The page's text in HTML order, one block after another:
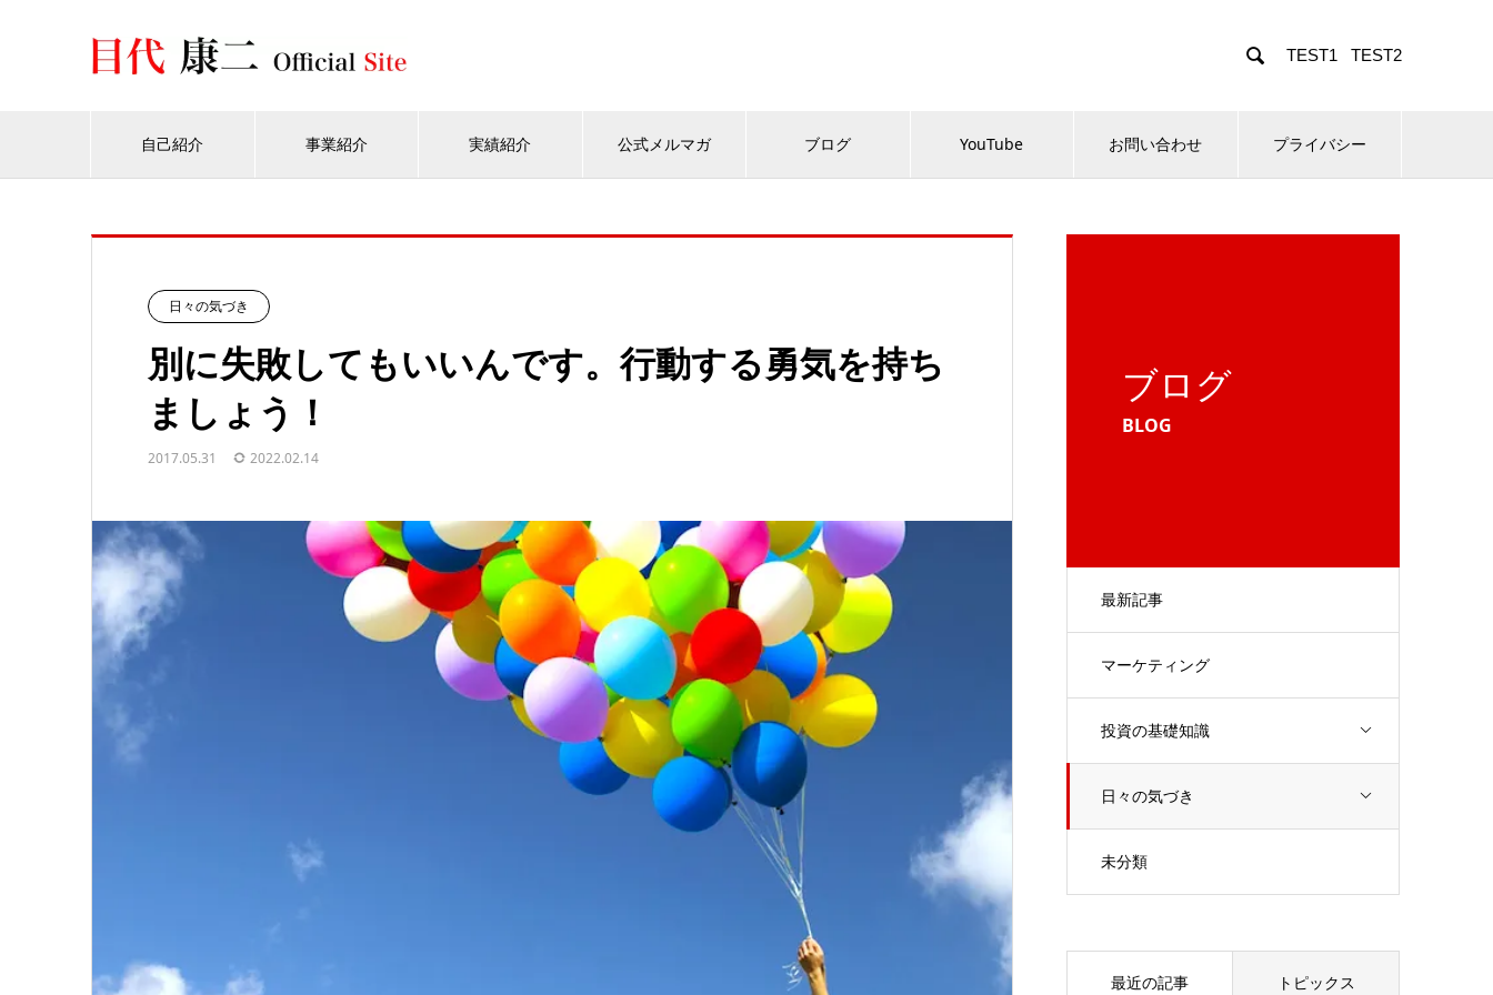
 TEST1 TEST2
自己紹介 事業紹介 実績紹介 公式メルマガ ブログ YouTube お問い合わせ プライバシー
ブログ
BLOG
最新記事
マーケティング
投資の基礎知識
日々の気づき
未分類
日々の気づき
別に失敗してもいいんです。行動する勇気を持ち
ましょう！
2017.05.31 2022.02.14
最近の記事 トピックス